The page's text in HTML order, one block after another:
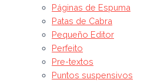
Páginas de Espuma
Patas de Cabra
Pequeño Editor
Perfeito
Pre-textos
Puntos suspensivos